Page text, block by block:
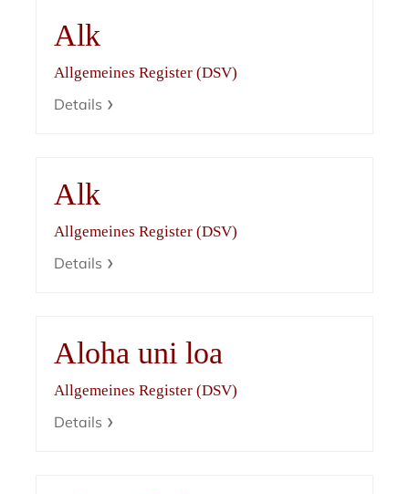
Alk
Allgemeines Register (DSV)
Details
Alk
Allgemeines Register (DSV)
Details
Aloha uni loa
Allgemeines Register (DSV)
Details